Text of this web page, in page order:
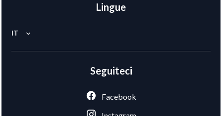
Lingue
IT
Seguiteci
Facebook